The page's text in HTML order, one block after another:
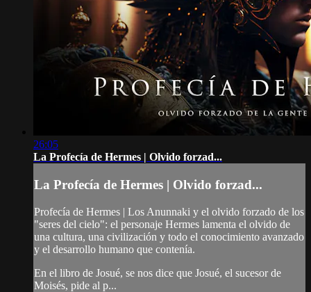
26:05
La Profecía de Hermes | Olvido forzad...
La Profecía de Hermes | Olvido forzad...
Profecía de Hermes | Los Anunnaki y el olvido forzado de los
"seres del cielo": el personaje Hermes lamenta el olvido de
una cultura, una civilización y todo el conocimiento avanzado
y el desarrollo humano que contenía.
En el libro de Josué, se nos dice que Josué, el sucesor de
Moisés, pide al p...